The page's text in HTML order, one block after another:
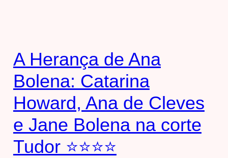
A Herança de Ana
Bolena: Catarina
Howard, Ana de Cleves
e Jane Bolena na corte
Tudor ⭐⭐⭐⭐